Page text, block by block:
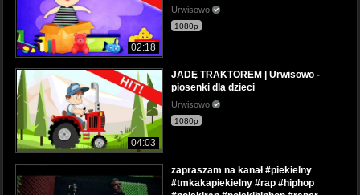
02:18
Urwisowo
1080p
04:03
JADĘ TRAKTOREM | Urwisowo -
piosenki dla dzieci
Urwisowo
1080p
zapraszam na kanał #piekielny
#tmkakapiekielny #rap #hiphop